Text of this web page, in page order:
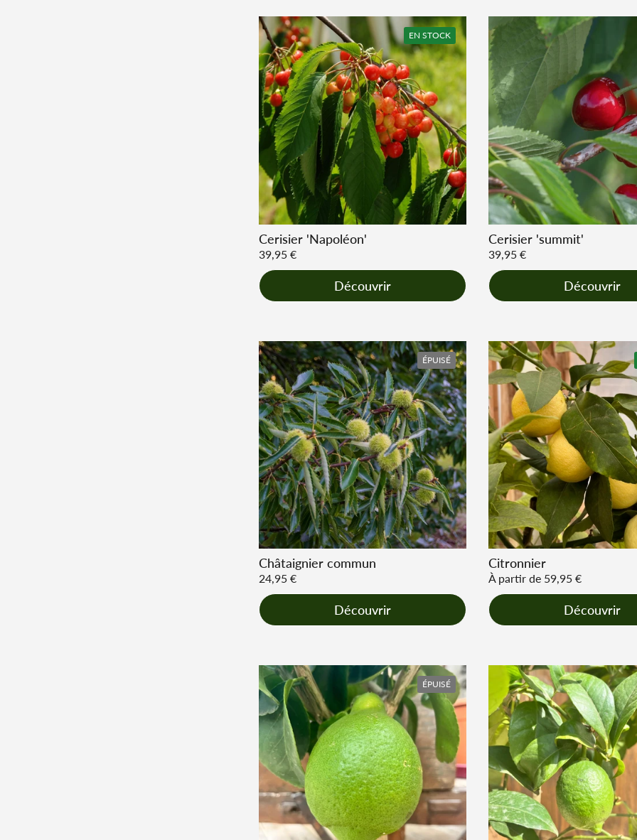
Cerisier 'Napoléon'
Prix régulier
39,95 €
Découvrir
EN STOCK
Cerisier 'summit'
Prix régulier
39,95 €
Découvrir
Châtaignier commun
Prix régulier
24,95 €
Découvrir
ÉPUISÉ
Citronnier
Prix régulier
À partir de 59,95 €
Découvrir
ÉPUISÉ